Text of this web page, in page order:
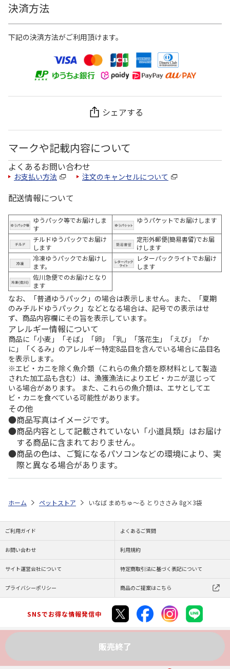
決済方法
下記の決済方法がご利用頂けます。
シェアする
マークや記載内容について
よくあるお問い合わせ
お支払い方法 注文のキャンセルについて
配送情報について
ゆうパック等でお届けしま
す
ゆうパケットでお届けします
チルドゆうパックでお届け
します
定形外郵便(簡易書留)でお届
けします
冷凍ゆうパックでお届けし
ます。
レターパックライトでお届け
します
佐川急便でのお届けとなり
ます
なお、「普通ゆうパック」の場合は表示しません。また、「夏期
のみチルドゆうパック」などとなる場合は、記号での表示はせ
ず、商品内容欄にその旨を表示しています。
アレルギー情報について
商品に「小麦」「そば」「卵」「乳」「落花生」「えび」「か
に」「くるみ」のアレルギー特定8品目を含んでいる場合に品目名
を表示します。
※エビ・カニを除く魚介類（これらの魚介類を原材料として製造
された加工品も含む）は、漁獲漁法によりエビ・カニが混じって
いる場合があります。 また、これらの魚介類は、エサとしてエ
ビ・カニを食べている可能性があります。
その他
商品写真はイメージです。
商品内容として記載されていない「小道具類」はお届け
する商品に含まれておりません。
商品の色は、ご覧になるパソコンなどの環境により、実
際と異なる場合があります。
販売終了
ホーム ペットストア いなば まめちゅ～る とりささみ 8g×3袋
ご利用ガイド よくあるご質問
お問い合わせ 利用規約
サイト運営会社について 特定商取引法に基づく表記について
プライバシーポリシー 商品のご提案はこちら
SNSでお得な情報発信中